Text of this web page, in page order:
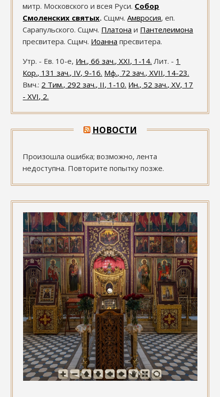
митр. Московского и всея Руси. Собор
Смоленских святых. Сщмч.Амвросия, еп.
Сарапульского. Сщмч. Платона и Пантелеимона
пресвитера. Сщмч. Иоанна пресвитера.
Утр. - Ев. 10-е, Ин., 66 зач., XXI, 1-14. Лит. - 1
Кор., 131 зач., IV, 9-16. Мф., 72 зач., XVII, 14-23.
Вмч.: 2 Тим., 292 зач., II, 1-10. Ин., 52 зач., XV, 17
- XVI, 2.
НОВОСТИ
Произошла ошибка; возможно, лента
недоступна. Повторите попытку позже.